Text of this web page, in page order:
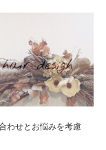
わせとお悩みを考慮